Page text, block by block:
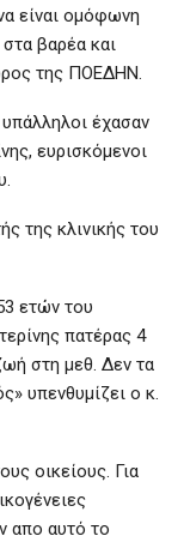
είναι ομόφωνη
βαρέα και
της ΠΟΕΔΗΝ.
έχασαν
ευρισκόμενοι
της κλινικής του
ετών του
πατέρας 4
στη μεθ. Δεν τα
υπενθυμίζει ο κ.
οικείους. Για
απο αυτό το